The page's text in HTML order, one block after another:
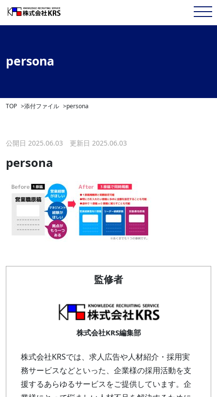
persona
TOP 添付ファイル persona
公開日 2025.06.03 更新日 2025.06.03
persona
監修者
株式会社KRS編集部
株式会社KRSでは、求人広告や人材紹介・採用実
務サービスなどといった、企業様の採用活動を支
援するあらゆるサービスをご提供しています。企